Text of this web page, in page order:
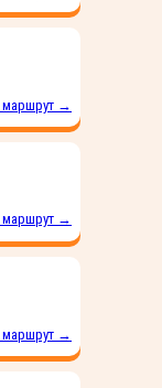
маршрут →
маршрут →
маршрут →